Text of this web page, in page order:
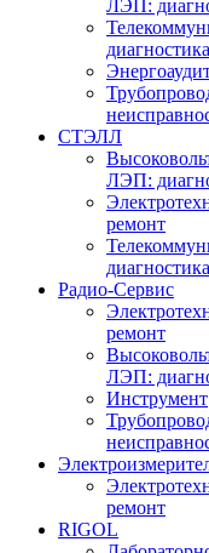
ЛЭП:
СТЭЛЛ
ЛЭП:
ремонт
Радио-Cервис
ремонт
ЛЭП:
Инструмент
ремонт
RIGOL